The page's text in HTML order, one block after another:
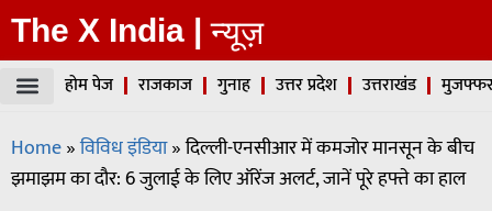
The X India | न्यूज़
होम पेज राजकाज गुनाह उत्तर प्रदेश उत्तराखंड
Home»विविध इंडिया»दिल्ली-एनसीआर में कमजोर मानसून के बीच
झमाझम का दौर: 6 जुलाई के लिए ऑरेंज अलर्ट, जानें पूरे हफ्ते का हाल